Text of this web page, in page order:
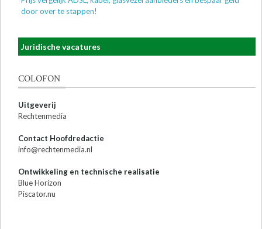
door over te stappen!
Juridische vacatures
COLOFON
Uitgeverij
Rechtenmedia
Contact Hoofdredactie
info@rechtenmedia.nl
Ontwikkeling en technische realisatie
Blue Horizon
Piscator.nu